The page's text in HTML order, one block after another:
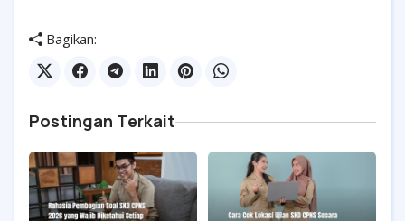
Bagikan:
Postingan Terkait